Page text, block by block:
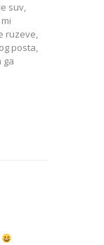
suv,
ruzeve,
posta,
ga